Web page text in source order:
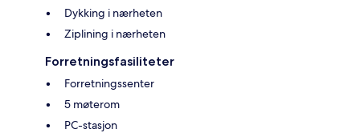
Dykking i nærheten
Ziplining i nærheten
Forretningsfasiliteter
Forretningssenter
5 møterom
PC-stasjon